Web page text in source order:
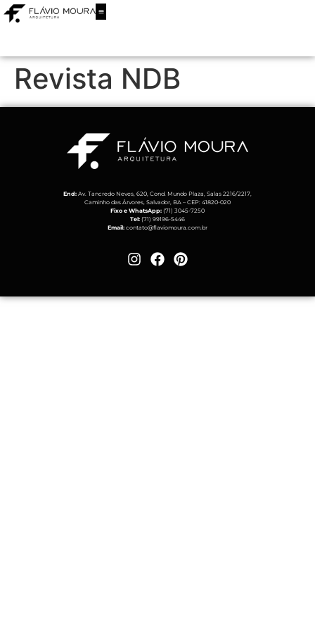
Revista NDB
End: Av. Tancredo Neves, 620, Cond. Mundo Plaza, Salas 2216/2217,
Caminho das Árvores, Salvador, BA – CEP: 41820-020
Fixo e WhatsApp: (71) 3045-7250
Tel: (71) 99196-5446
Email: contato@flaviomoura.com.br